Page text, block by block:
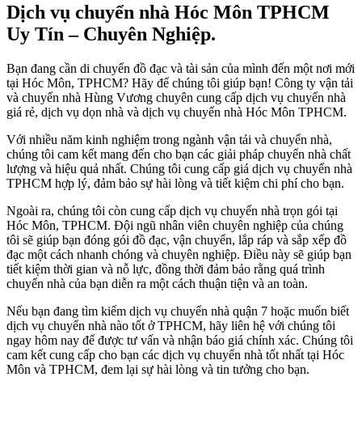
Dịch vụ chuyển nhà Hóc Môn TPHCM
Uy Tín – Chuyên Nghiệp.
Bạn đang cần di chuyển đồ đạc và tài sản của mình đến một nơi mới
tại Hóc Môn, TPHCM? Hãy để chúng tôi giúp bạn! Công ty vận tải
và chuyển nhà Hùng Vương chuyên cung cấp dịch vụ chuyển nhà
giá rẻ, dịch vụ dọn nhà và dịch vụ chuyển nhà Hóc Môn TPHCM.
Với nhiều năm kinh nghiệm trong ngành vận tải và chuyển nhà,
chúng tôi cam kết mang đến cho bạn các giải pháp chuyển nhà chất
lượng và hiệu quả nhất. Chúng tôi cung cấp giá dịch vụ chuyển nhà
TPHCM hợp lý, đảm bảo sự hài lòng và tiết kiệm chi phí cho bạn.
Ngoài ra, chúng tôi còn cung cấp dịch vụ chuyển nhà trọn gói tại
Hóc Môn, TPHCM. Đội ngũ nhân viên chuyên nghiệp của chúng
tôi sẽ giúp bạn đóng gói đồ đạc, vận chuyển, lắp ráp và sắp xếp đồ
đạc một cách nhanh chóng và chuyên nghiệp. Điều này sẽ giúp bạn
tiết kiệm thời gian và nỗ lực, đồng thời đảm bảo rằng quá trình
chuyển nhà của bạn diễn ra một cách thuận tiện và an toàn.
Nếu bạn đang tìm kiếm dịch vụ chuyển nhà quận 7 hoặc muốn biết
dịch vụ chuyển nhà nào tốt ở TPHCM, hãy liên hệ với chúng tôi
ngay hôm nay để được tư vấn và nhận báo giá chính xác. Chúng tôi
cam kết cung cấp cho bạn các dịch vụ chuyển nhà tốt nhất tại Hóc
Môn và TPHCM, đem lại sự hài lòng và tin tưởng cho bạn.